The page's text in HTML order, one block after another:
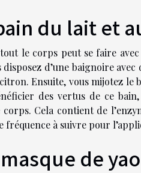
du lait et
le corps peut se faire
d’une baignoire
Ensuite, vous mijotez
des vertus de ce
Cela contient de
fréquence à suivre pour
de